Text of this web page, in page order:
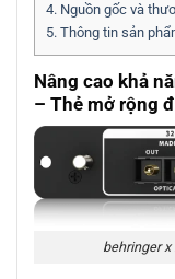
4. Nguồn gốc và
5. Thông tin sản
Nâng cao khả
– Thẻ mở rộng
behringer